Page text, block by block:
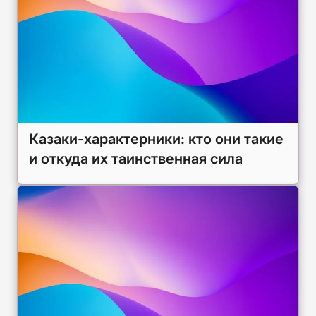
Казаки-характерники: кто они такие
и откуда их таинственная сила